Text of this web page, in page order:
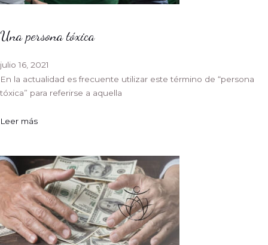
Una persona tóxica
julio 16, 2021
En la actualidad es frecuente utilizar este término de “persona
tóxica” para referirse a aquella
Leer más